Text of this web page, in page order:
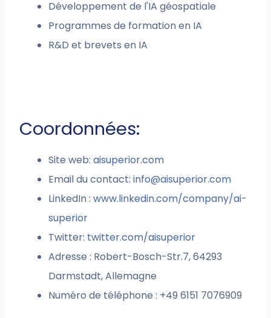
Développement de l'IA géospatiale
Programmes de formation en IA
R&D et brevets en IA
Coordonnées:
Site web:aisuperior.com
Email du contact:info@aisuperior.com
LinkedIn :www.linkedin.com/company/ai-
superior
Twitter: twitter.com/aisuperior
Adresse : Robert-Bosch-Str.7, 64293
Darmstadt, Allemagne
Numéro de téléphone : +49 6151 7076909